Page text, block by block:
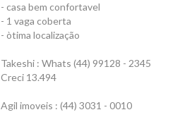
- casa bem confortavel
- 1 vaga coberta
- òtima localização
Takeshi : Whats (44) 99128 - 2345
Creci 13.494
Agil imoveis : (44) 3031 - 0010